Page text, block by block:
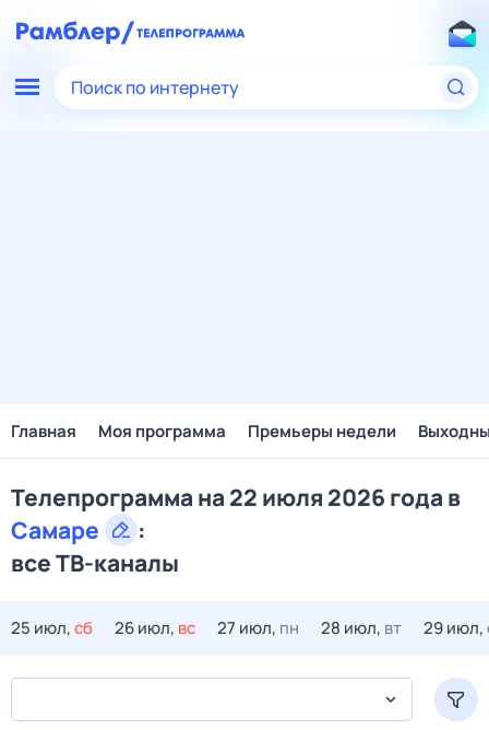
Поиск по интернету
Главная Моя программа Премьеры недели
Телепрограмма на 22 июля 2026 года в
Самаре
:
все ТВ-каналы
25 июл,сб 26 июл, вс 27 июл, пн 28 июл, вт 29 июл,